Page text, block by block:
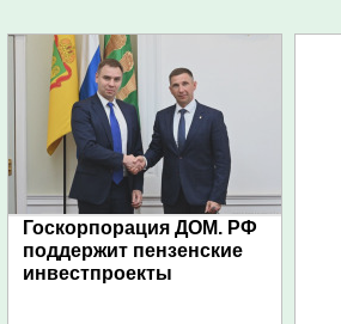
Госкорпорация ДОМ. РФ
поддержит пензенские
инвестпроекты